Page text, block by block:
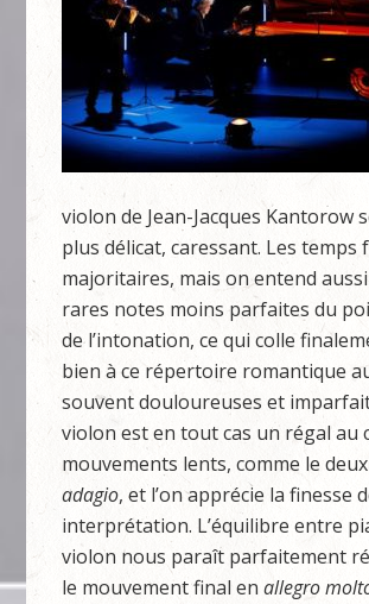
violon de Jean-Jacques Kantorow
plus délicat, caressant. Les
majoritaires, mais on entend
rares notes moins parfaites du
de l’intonation, ce qui colle
bien à ce répertoire romantique
souvent douloureuses et
violon est en tout cas un régal au
mouvements lents, comme le
adagio, et l’on apprécie la finesse
interprétation. L’équilibre entre
violon nous paraît parfaitement
le mouvement final enallegro